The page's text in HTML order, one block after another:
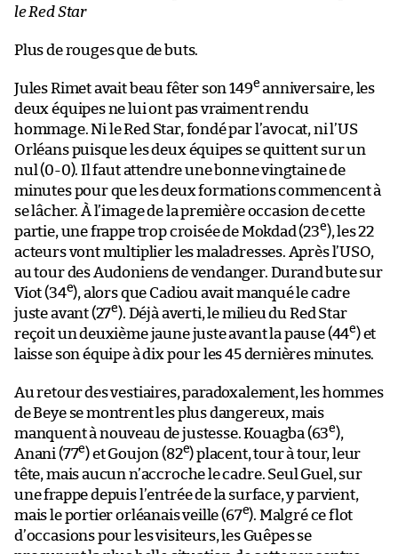
le Red Star
Plus de rouges que de buts.
Jules Rimet avait beau fêter son 149e anniversaire, les
deux équipes ne lui ont pas vraiment rendu
hommage. Ni le Red Star, fondé par l’avocat, ni l’US
Orléans puisque les deux équipes se quittent sur un
nul (0-0). Il faut attendre une bonne vingtaine de
minutes pour que les deux formations commencent à
se lâcher. À l’image de la première occasion de cette
partie, une frappe trop croisée de Mokdad (23e), les 22
acteurs vont multiplier les maladresses. Après l’USO,
au tour des Audoniens de vendanger. Durand bute sur
Viot (34e), alors que Cadiou avait manqué le cadre
juste avant (27e). Déjà averti, le milieu du Red Star
reçoit un deuxième jaune juste avant la pause (44e) et
laisse son équipe à dix pour les 45 dernières minutes.
Au retour des vestiaires, paradoxalement, les hommes
de Beye se montrent les plus dangereux, mais
manquent à nouveau de justesse. Kouagba (63e),
Anani (77e) et Goujon (82e) placent, tour à tour, leur
tête, mais aucun n’accroche le cadre. Seul Guel, sur
une frappe depuis l’entrée de la surface, y parvient,
mais le portier orléanais veille (67e). Malgré ce flot
d’occasions pour les visiteurs, les Guêpes se